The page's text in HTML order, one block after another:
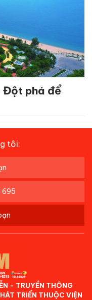
Đột phá để
tôi:
695
- TRUYỀN THÔNG
TRIỂN THUỘC VIỆN